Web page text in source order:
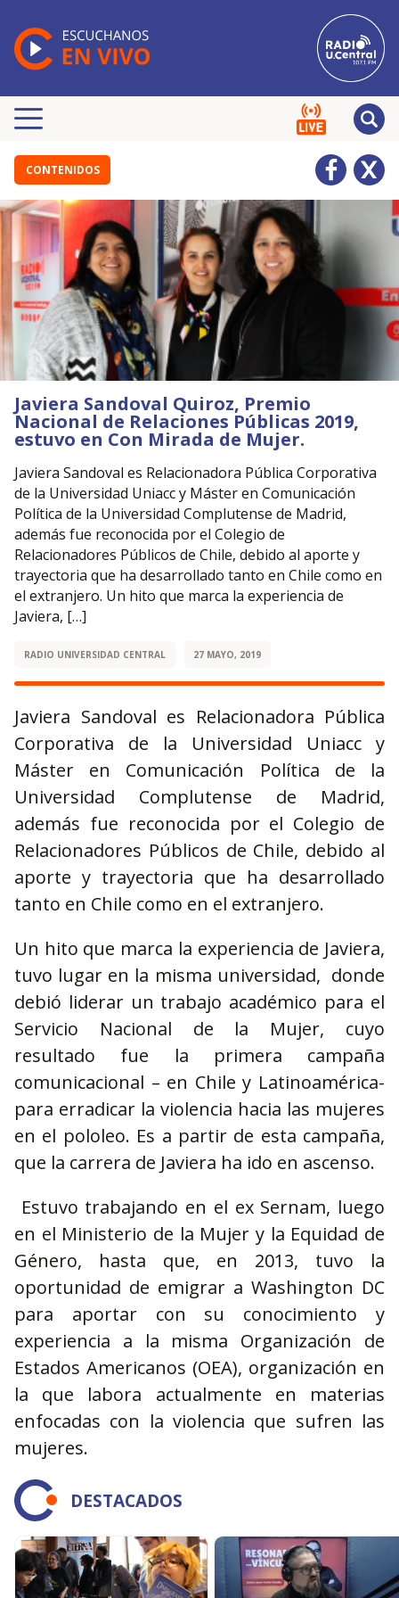
CONTENIDOS
Javiera Sandoval Quiroz, Premio
Nacional de Relaciones Públicas 2019,
estuvo en Con Mirada de Mujer.
Javiera Sandoval es Relacionadora Pública Corporativa
de la Universidad Uniacc y Máster en Comunicación
Política de la Universidad Complutense de Madrid,
además fue reconocida por el Colegio de
Relacionadores Públicos de Chile, debido al aporte y
trayectoria que ha desarrollado tanto en Chile como en
el extranjero. Un hito que marca la experiencia de
Javiera, […]
RADIO UNIVERSIDAD CENTRAL 27 MAYO, 2019
Javiera Sandoval es Relacionadora Pública
Corporativa de la Universidad Uniacc y
Máster en Comunicación Política de la
Universidad Complutense de Madrid,
además fue reconocida por el Colegio de
Relacionadores Públicos de Chile, debido al
aporte y trayectoria que ha desarrollado
tanto en Chile como en el extranjero.
Un hito que marca la experiencia de Javiera,
tuvo lugar en la misma universidad, donde
debió liderar un trabajo académico para el
Servicio Nacional de la Mujer, cuyo
resultado fue la primera campaña
comunicacional – en Chile y Latinoamérica-
para erradicar la violencia hacia las mujeres
en el pololeo. Es a partir de esta campaña,
que la carrera de Javiera ha ido en ascenso.
Estuvo trabajando en el ex Sernam, luego
en el Ministerio de la Mujer y la Equidad de
Género, hasta que, en 2013, tuvo la
oportunidad de emigrar a Washington DC
para aportar con su conocimiento y
experiencia a la misma Organización de
Estados Americanos (OEA), organización en
la que labora actualmente en materias
enfocadas con la violencia que sufren las
mujeres.
DESTACADOS